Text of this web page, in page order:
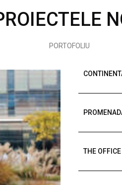
PORTOFOLIU
THE OFFICE